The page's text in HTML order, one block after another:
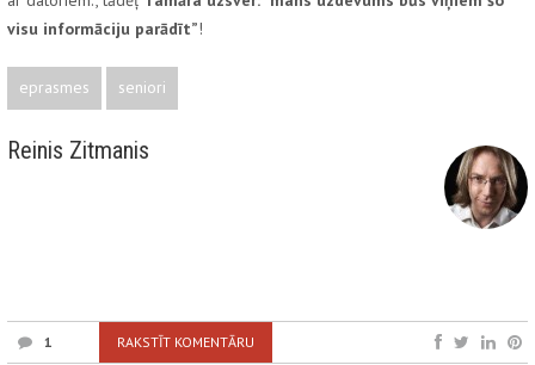
visu informāciju parādīt”!
eprasmes seniori
Reinis Zitmanis
1 RAKSTĪT KOMENTĀRU